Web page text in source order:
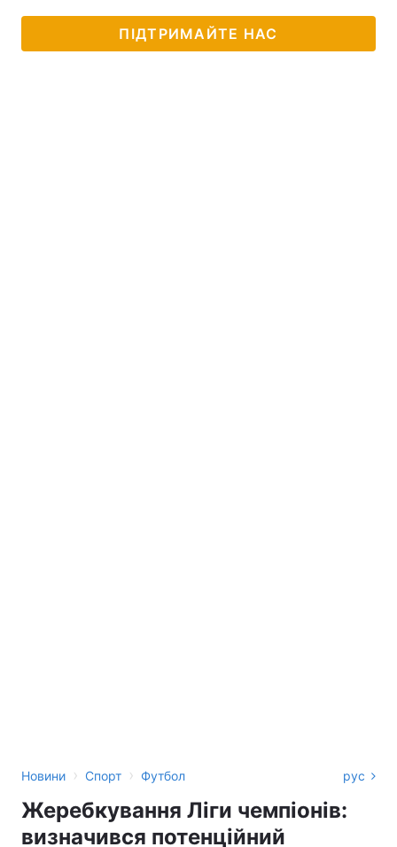
ПІДТРИМАЙТЕ НАС
Новини › Спорт › Футбол рус
Жеребкування Ліги чемпіонів:
визначився потенційний